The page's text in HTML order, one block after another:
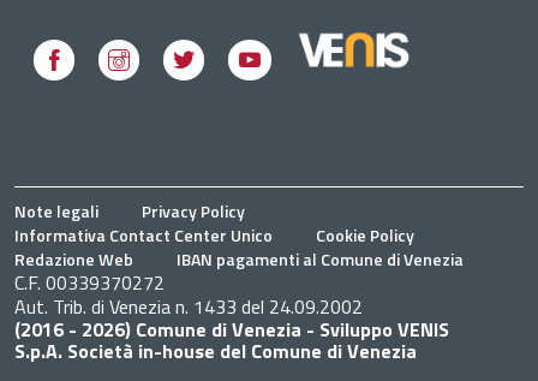
Facebook Instagram Twitter Youtube
Note legali
Privacy Policy
Informativa Contact Center Unico
Cookie Policy
Redazione Web
IBAN pagamenti al Comune di Venezia
C.F. 00339370272
Aut. Trib. di Venezia n. 1433 del 24.09.2002
(2016 - 2026) Comune di Venezia - Sviluppo VENIS
S.p.A. Società in-house del Comune di Venezia